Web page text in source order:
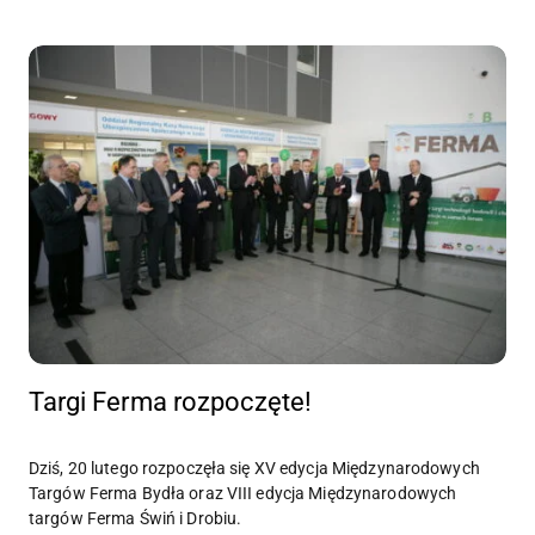
Targi Ferma rozpoczęte!
Dziś, 20 lutego rozpoczęła się XV edycja Międzynarodowych
Targów Ferma Bydła oraz VIII edycja Międzynarodowych
targów Ferma Świń i Drobiu.